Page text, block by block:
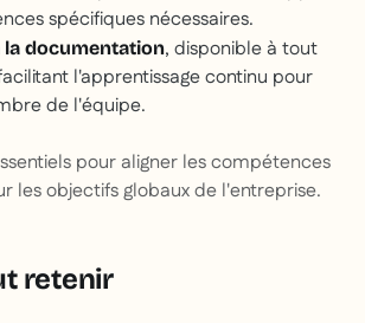
spécifiques nécessaires.
la documentation, disponible à tout
l'apprentissage continu pour
de l'équipe.
pour aligner les compétences
les objectifs globaux de l'entreprise.
retenir